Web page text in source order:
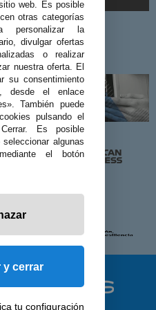
web. Es posible
otras categorías
personalizar la
divulgar ofertas
o realizar
nuestra oferta. El
su consentimiento
desde el enlace
También puede
pulsando el
Es posible
algunas
el botón
y cerrar
tu configuración